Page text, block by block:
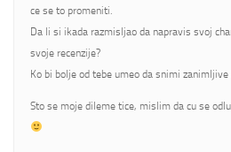
ce se to promeniti.
Da li si ikada razmisljao da napravis svoj
svoje recenzije?
Ko bi bolje od tebe umeo da snimi zanimljive
Sto se moje dileme tice, mislim da cu se